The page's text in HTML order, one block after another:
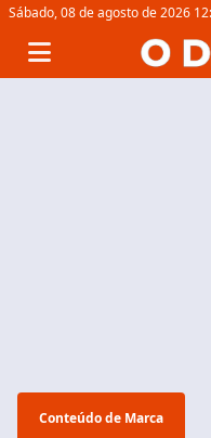
Sábado,08 de agosto de 2026
Conteúdo de Marca